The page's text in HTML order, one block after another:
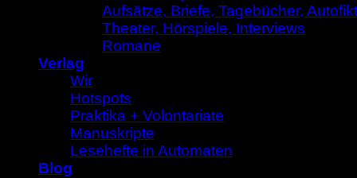
Aufsätze, Briefe, Tagebücher,
Theater, Hörspiele, Interviews
Romane
Verlag
Wir
Hotspots
Praktika + Volontariate
Manuskripte
Lesehefte in Automaten
Blog